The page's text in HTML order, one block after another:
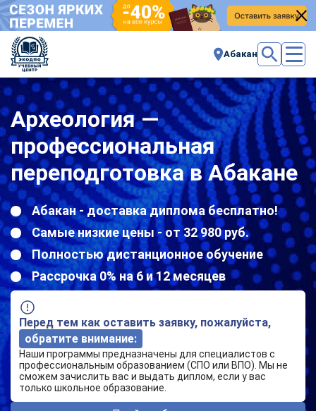
Абакан
Археология —
профессиональная
переподготовка в Абакане
Абакан - доставка диплома бесплатно!
Самые низкие цены - от 32 980 руб.
Полностью дистанционное обучение
Рассрочка 0% на 6 и 12 месяцев
Перед тем как оставить заявку, пожалуйста,
обратите внимание:
Наши программы предназначены для специалистов с
профессиональным образованием (СПО или ВПО). Мы не
сможем зачислить вас и выдать диплом, если у вас
только школьное образование.